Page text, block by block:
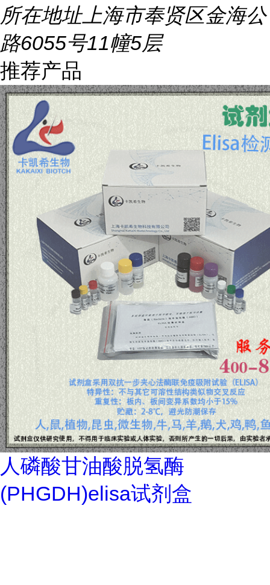
所在地址上海市奉贤区金海公
路6055号11幢5层
推荐产品
人磷酸甘油酸脱氢酶
(PHGDH)elisa试剂盒